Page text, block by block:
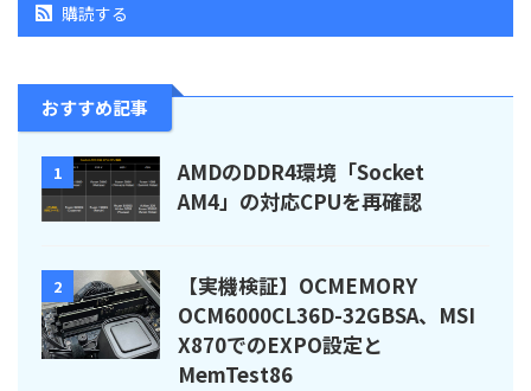
購読する
おすすめ記事
1
AMDのDDR4環境「Socket
AM4」の対応CPUを再確認
2
【実機検証】OCMEMORY
OCM6000CL36D-32GBSA、MSI
X870でのEXPO設定と
MemTest86